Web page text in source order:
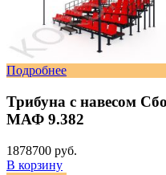
Подробнее
Трибуна с навесом
МАФ 9.382
1878700 руб.
В корзину